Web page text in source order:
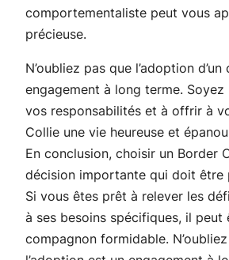
comportementaliste peut vous
précieuse.
N’oubliez pas que l’adoption
engagement à long terme. Soyez
vos responsabilités et à offrir à
Collie une vie heureuse et
En conclusion, choisir un Border
décision importante qui doit être
Si vous êtes prêt à relever les
à ses besoins spécifiques, il peut
compagnon formidable.